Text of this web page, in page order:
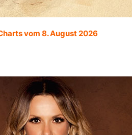
vom 8. August 2026